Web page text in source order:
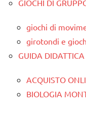
GIOCHI DI
giochi di
girotondi e
GUIDA
ACQUISTO
BIOLOGIA